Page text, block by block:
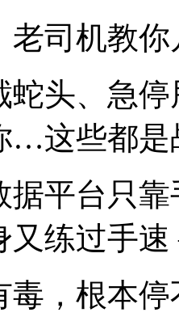
老司机教
蛇头、急
…这些都是
据平台只
又练过手
毒，根本